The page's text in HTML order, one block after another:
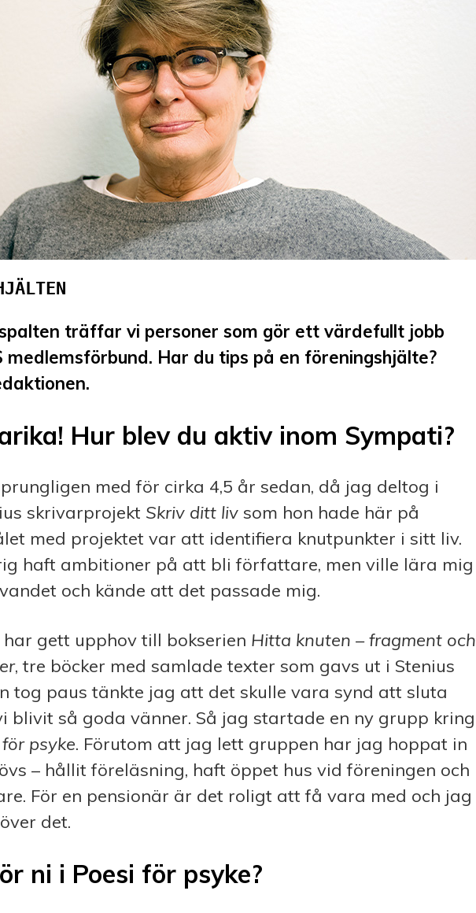
träffar vi personer som gör ett värdefullt jobb
medlemsförbund. Har du tips på en föreningshjälte?
Hur blev du aktiv inom Sympati?
med för cirka 4,5 år sedan, då jag deltog i
skrivarprojekt Skriv ditt liv som hon hade här på
med projektet var att identifiera knutpunkter i sitt liv.
haft ambitioner på att bli författare, men ville lära mig
och kände att det passade mig.
gett upphov till bokserien Hitta knuten – fragment och
, tre böcker med samlade texter som gavs ut i Stenius
tog paus tänkte jag att det skulle vara synd att sluta
blivit så goda vänner. Så jag startade en ny grupp kring
psyke. Förutom att jag lett gruppen har jag hoppat in
– hållit föreläsning, haft öppet hus vid föreningen och
För en pensionär är det roligt att få vara med och jag
det.
ni i Poesi för psyke?